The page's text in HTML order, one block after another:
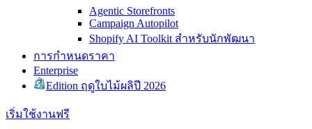
Agentic Storefronts
Campaign Autopilot
Shopify AI Toolkit สำหรับนักพัฒนา
การกำหนดราคา
Enterprise
Edition ฤดูใบไม้ผลิปี 2026
เริ่มใช้งานฟรี